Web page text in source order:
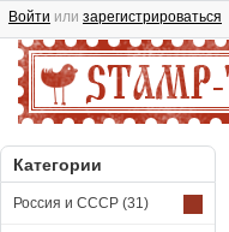
Войти или зарегистрироваться
Категории
Россия и СССР (31)